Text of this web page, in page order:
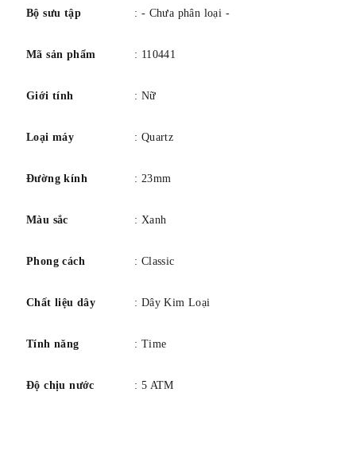
Bộ sưu tập : - Chưa phân loại -
Mã sản phẩm : 110441
Giới tính : Nữ
Loại máy : Quartz
Đường kính : 23mm
Màu sắc : Xanh
Phong cách : Classic
Chất liệu dây : Dây Kim Loại
Tính năng : Time
Độ chịu nước : 5 ATM